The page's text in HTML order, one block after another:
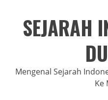
contentSEJARAH
Mengenal Sejarah
Ke